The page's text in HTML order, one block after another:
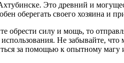
Это древний и
оберегать своего хозяина и
силу и мощь, то
Не забывайте,
за помощью к опытному магу